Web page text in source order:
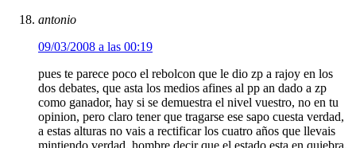
antonio
09/03/2008 a las 00:19
pues te parece poco el rebolcon que le dio zp a rajoy en los
dos debates, que asta los medios afines al pp an dado a zp
como ganador, hay si se demuestra el nivel vuestro, no en tu
opinion, pero claro tener que tragarse ese sapo cuesta verdad,
a estas alturas no vais a rectificar los cuatro años que llevais
mintiendo verdad, hombre decir que el estado esta en quiebra,